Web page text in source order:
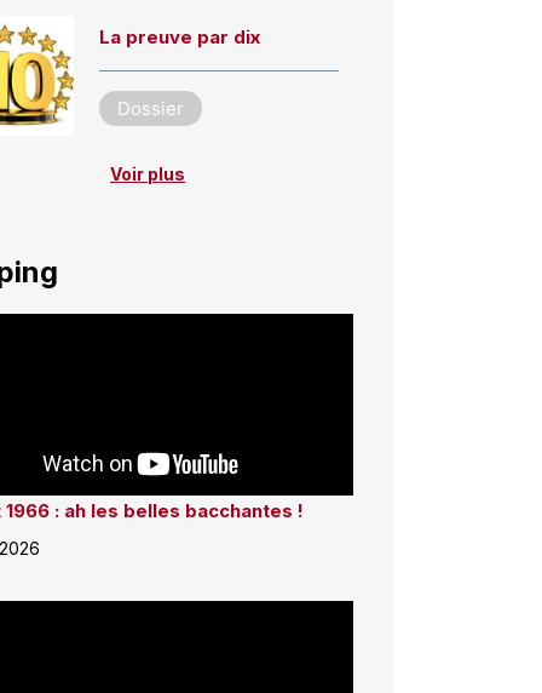
La preuve par dix
Dossier
Voir plus
1966 : ah les belles bacchantes !